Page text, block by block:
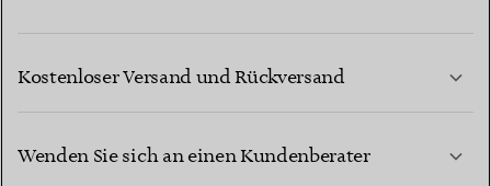
Kostenloser Versand und Rückversand
Wenden Sie sich an einen Kundenberater